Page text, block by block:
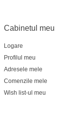
Cabinetul meu
Logare
Profilul meu
Adresele mele
Comenzile mele
Wish list-ul meu